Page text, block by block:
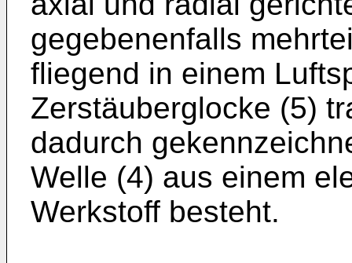
gegebenenfalls
fliegend in einem
Zerstäuberglocke (5)
dadurch
Welle (4) aus einem
Werkstoff besteht.